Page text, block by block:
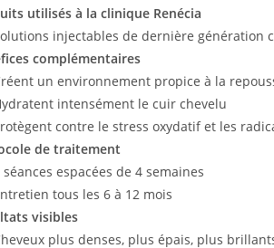
utilisés à la clinique Renécia
injectables de dernière génération
complémentaires
un environnement propice à la
intensément le cuir chevelu
contre le stress oxydatif et les
de traitement
séances espacées de 4 semaines
tous les 6 à 12 mois
visibles
plus denses, plus épais, plus